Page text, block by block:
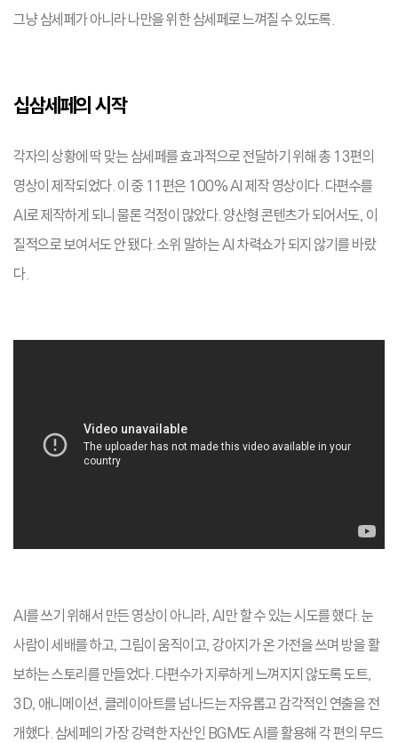
그냥 삼세페가 아니라 나만을 위한 삼세페로 느껴질 수 있도록.
십삼세페의 시작
각자의 상황에 딱 맞는 삼세페를 효과적으로 전달하기 위해 총 13편의
영상이 제작되었다. 이 중 11편은 100% AI 제작 영상이다. 다편수를
AI로 제작하게 되니 물론 걱정이 많았다. 양산형 콘텐츠가 되어서도, 이
질적으로 보여서도 안 됐다. 소위 말하는 AI 차력쇼가 되지 않기를 바랐
다.
AI를 쓰기 위해서 만든 영상이 아니라, AI만 할 수 있는 시도를 했다. 눈
사람이 세배를 하고, 그림이 움직이고, 강아지가 온 가전을 쓰며 방을 활
보하는 스토리를 만들었다. 다편수가 지루하게 느껴지지 않도록 도트,
3D, 애니메이션, 클레이아트를 넘나드는 자유롭고 감각적인 연출을 전
개했다. 삼세페의 가장 강력한 자산인 BGM도 AI를 활용해 각 편의 무드